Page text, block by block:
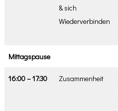
& sich
Wiederverbinden
Mittagspause
16:00 – 17:30 Zusammenheit